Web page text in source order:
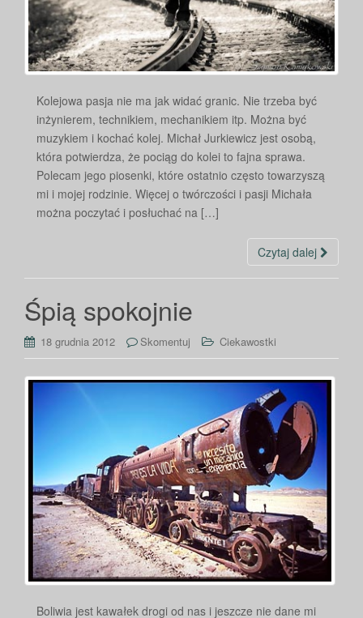
Kolejowa pasja nie ma jak widać granic. Nie trzeba być
inżynierem, technikiem, mechanikiem itp. Można być
muzykiem i kochać kolej. Michał Jurkiewicz jest osobą,
która potwierdza, że pociąg do kolei to fajna sprawa.
Polecam jego piosenki, które ostatnio często towarzyszą
mi i mojej rodzinie. Więcej o twórczości i pasji Michała
można poczytać i posłuchać na […]
Czytaj dalej
Śpią spokojnie
18 grudnia 2012 Skomentuj Ciekawostki
Boliwia jest kawałek drogi od nas i jeszcze nie dane mi